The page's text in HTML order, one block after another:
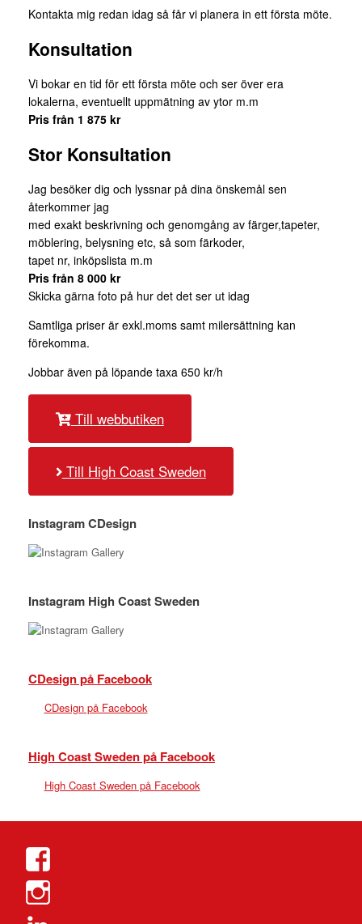
Kontakta mig redan idag så får vi planera in ett första möte.
Konsultation
Vi bokar en tid för ett första möte och ser över era
lokalerna, eventuellt uppmätning av ytor m.m
Pris från 1 875 kr
Stor Konsultation
Jag besöker dig och lyssnar på dina önskemål sen
återkommer jag
med exakt beskrivning och genomgång av färger,tapeter,
möblering, belysning etc, så som färkoder,
tapet nr, inköpslista m.m
Pris från 8 000 kr
Skicka gärna foto på hur det det ser ut idag
Samtliga priser är exkl.moms samt milersättning kan
förekomma.
Jobbar även på löpande taxa 650 kr/h
Till webbutiken
Till High Coast Sweden
Instagram CDesign
Instagram High Coast Sweden
CDesign på Facebook
CDesign på Facebook
High Coast Sweden på Facebook
High Coast Sweden på Facebook